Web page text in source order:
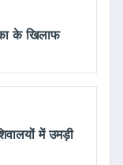
के खिलाफ
में उमड़ी